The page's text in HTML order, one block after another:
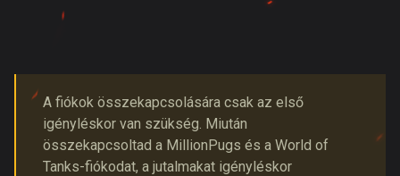
A fiókok összekapcsolására csak az első
igényléskor van szükség. Miután
összekapcsoltad a MillionPugs és a World of
Tanks-fiókodat, a jutalmakat igényléskor